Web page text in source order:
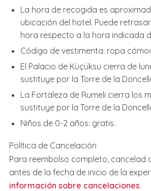
La hora de recogida es
ubicación del hotel. Puede
hora respecto a la hora indicada
Código de vestimenta: ropa
El Palacio de Küçüksu cierra de
sustituye por la Torre de la
La Fortaleza de Rumeli cierra los
sustituye por la Torre de la
Niños de 0-2 años: gratis.
Política de Cancelación
Para reembolso completo, cancelad
antes de la fecha de inicio de la
información sobre cancelaciones.